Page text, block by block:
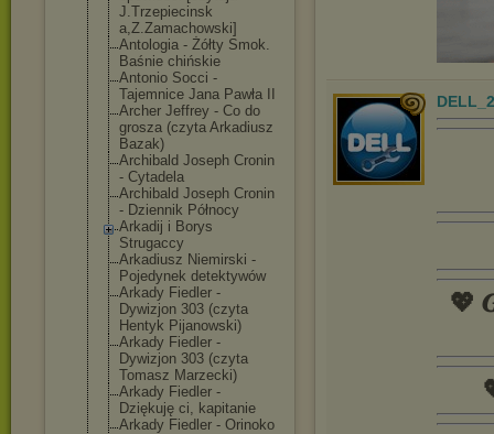
J.Trzepiecinsk
a,Z.Zamachowski]
Antologia - Żółty Smok.
Baśnie chińskie
Antonio Socci -
Tajemnice Jana Pawła II
Archer Jeffrey - Co do
grosza (czyta Arkadiusz
Bazak)
Archibald Joseph Cronin
- Cytadela
Archibald Joseph Cronin
- Dziennik Północy
Arkadij i Borys
Strugaccy
Arkadiusz Niemirski -
Pojedynek detektywów
Arkady Fiedler -
Dywizjon 303 (czyta
Hentyk Pijanowski)
Arkady Fiedler -
Dywizjon 303 (czyta
Tomasz Marzecki)
Arkady Fiedler -
Dziękuję ci, kapitanie
Arkady Fiedler - Orinoko
💖